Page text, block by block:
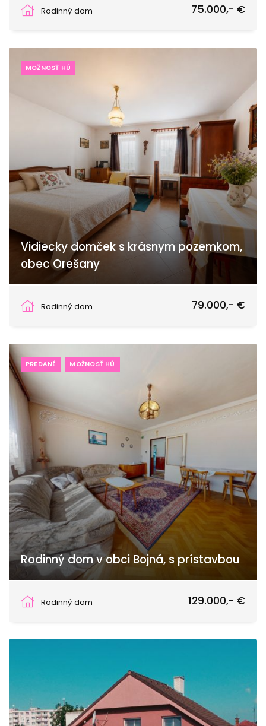
Rodinný dom
75.000,- €
MOŽNOSŤ HÚ
Vidiecky domček s krásnym pozemkom,
obec Orešany
Rodinný dom
79.000,- €
PREDANÉ MOŽNOSŤ HÚ
Rodinný dom v obci Bojná, s prístavbou
Rodinný dom
129.000,- €